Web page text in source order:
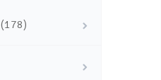
(178)